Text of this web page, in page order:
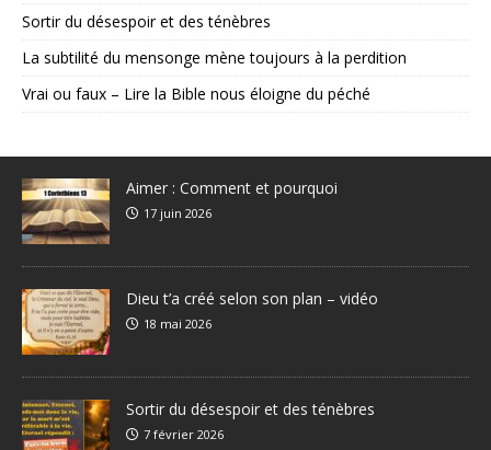
Sortir du désespoir et des ténèbres
La subtilité du mensonge mène toujours à la perdition
Vrai ou faux – Lire la Bible nous éloigne du péché
Aimer : Comment et pourquoi
17 juin 2026
Dieu t’a créé selon son plan – vidéo
18 mai 2026
Sortir du désespoir et des ténèbres
7 février 2026